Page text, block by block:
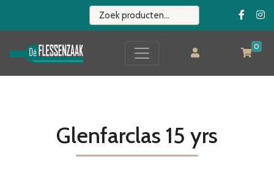
0
Glenfarclas 15 yrs